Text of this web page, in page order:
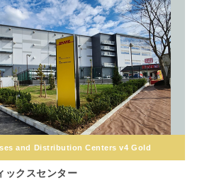
and Distribution Centers v4 Gold
ックスセンター